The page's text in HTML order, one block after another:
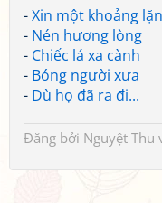
-Xin một khoảng
- Nén hương lòng
- Chiếc lá xa cành
- Bóng người xưa
- Dù họ đã ra đi...
Đăng bởi Nguyệt Thu